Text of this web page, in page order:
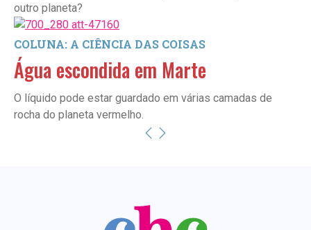
outro planeta?
COLUNA: A CIÊNCIA DAS COISAS
Água escondida em Marte
O líquido pode estar guardado em várias camadas de
rocha do planeta vermelho.